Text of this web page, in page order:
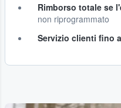
Rimborso totale se
non riprogrammato
Servizio clienti fino